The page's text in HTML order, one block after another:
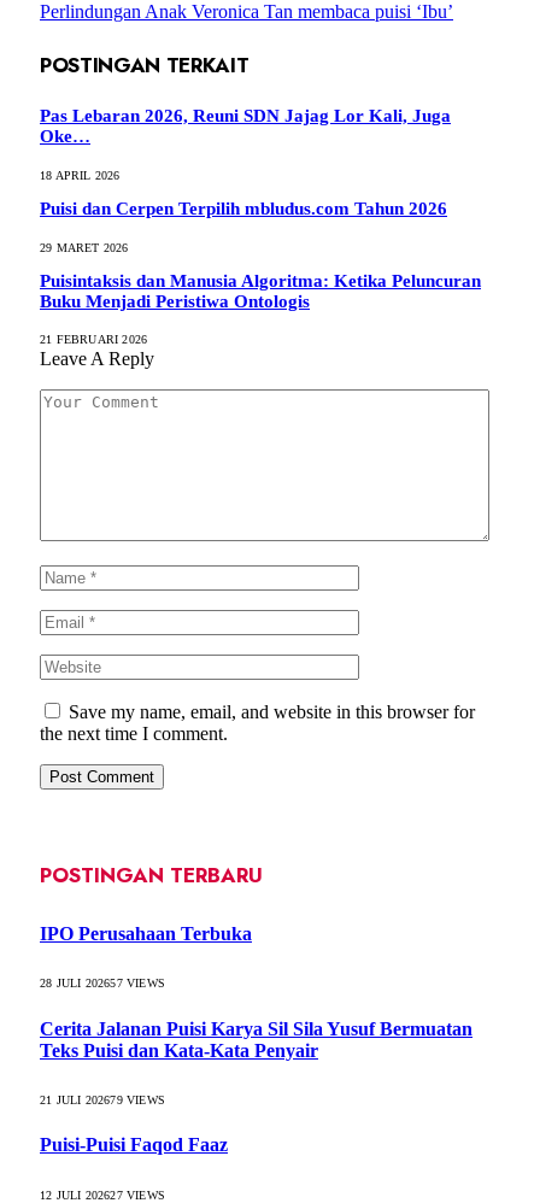
Perlindungan Anak Veronica Tan membaca puisi ‘Ibu’
POSTINGAN TERKAIT
Pas Lebaran 2026, Reuni SDN Jajag Lor Kali, Juga
Oke…
18 APRIL 2026
Puisi dan Cerpen Terpilih mbludus.com Tahun 2026
29 MARET 2026
Puisintaksis dan Manusia Algoritma: Ketika Peluncuran
Buku Menjadi Peristiwa Ontologis
21 FEBRUARI 2026
Leave A Reply
Save my name, email, and website in this browser for
the next time I comment.
POSTINGAN TERBARU
IPO Perusahaan Terbuka
28 JULI 202657VIEWS
Cerita Jalanan Puisi Karya Sil Sila Yusuf Bermuatan
Teks Puisi dan Kata-Kata Penyair
21 JULI 202679VIEWS
Puisi-Puisi Faqod Faaz
12 JULI 202627VIEWS